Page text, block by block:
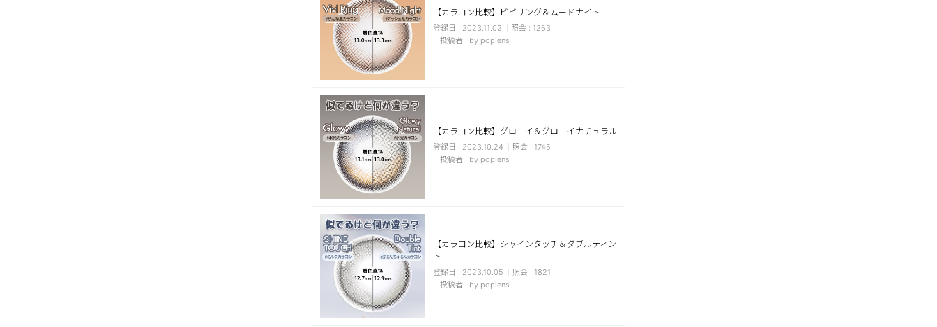
【カラコン比較】ビビリング＆ムードナイト
2023.11.02
1263
by poplens
【カラコン比較】グローイ＆グローイナチュラル
2023.10.24
1745
by poplens
【カラコン比較】シャインタッチ＆ダブルティン
ト
2023.10.05
1821
by poplens